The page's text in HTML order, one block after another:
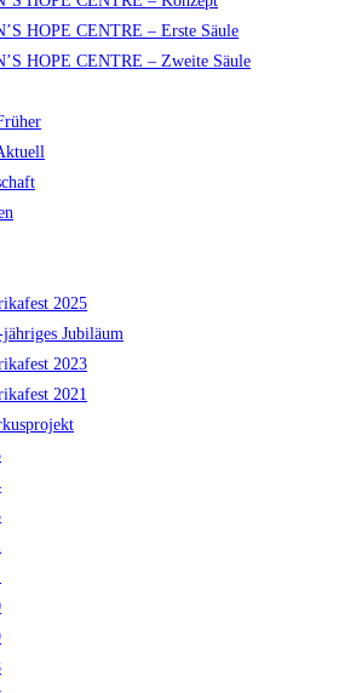
HOPE CENTRE – Erste Säule
HOPE CENTRE – Zweite Säule
2025
Jubiläum
2023
2021